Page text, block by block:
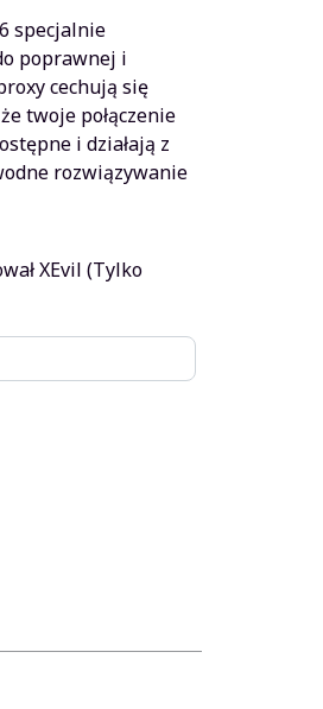
specjalnie
poprawnej i
cechują się
twoje połączenie
i działają z
rozwiązywanie
XEvil (Tylko